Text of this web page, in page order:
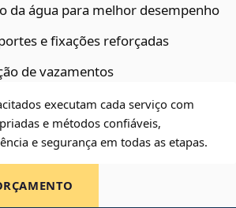
da água para melhor desempenho
e fixações reforçadas
de vazamentos
executam cada serviço com
e métodos confiáveis,
e segurança em todas as etapas.